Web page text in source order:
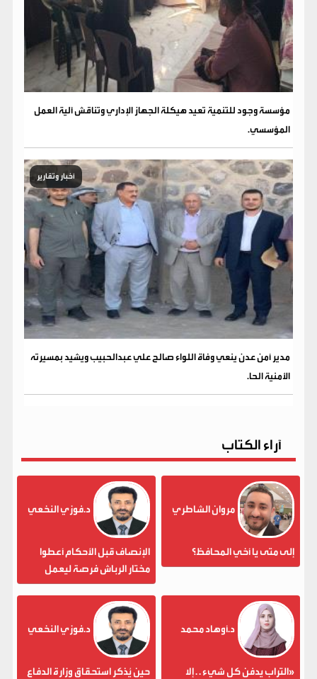
مؤسسة وجود للتنمية تعيد هيكلة الجهاز الإداري وتناقش آلية العمل
المؤسسي.
أخبار وتقارير
مدير أمن عدن ينعي وفاة اللواء صالح علي عبدالحبيب ويشيد بمسيرته
الأمنية الحا.
آراء الكتاب
مروان الشاطري
إلى متى يا أخي المحافظ؟
د.فوزي النخعي
الإنصاف قبل الأحكام أعطوا
مختار الرباش فرصة ليعمل
د.أوهاد محمد
«التراب يدفن كل شيء . . إلا
د.فوزي النخعي
حين يُذكر استحقاق وزارة الدفاع